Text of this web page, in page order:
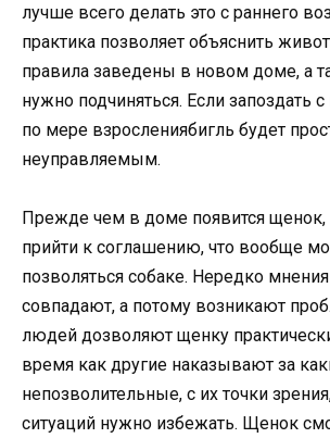
лучше всего делать это с раннего
практика позволяет объяснить
правила заведены в новом доме, а
нужно подчиняться. Если запоздать
по мере взрослениябигль будет
неуправляемым.
Прежде чем в доме появится
прийти к соглашению, что вообще
позволяться собаке. Нередко мнения
совпадают, а потому возникают
людей дозволяют щенку
время как другие наказывают за
непозволительные, с их точки
ситуаций нужно избежать. Щенок